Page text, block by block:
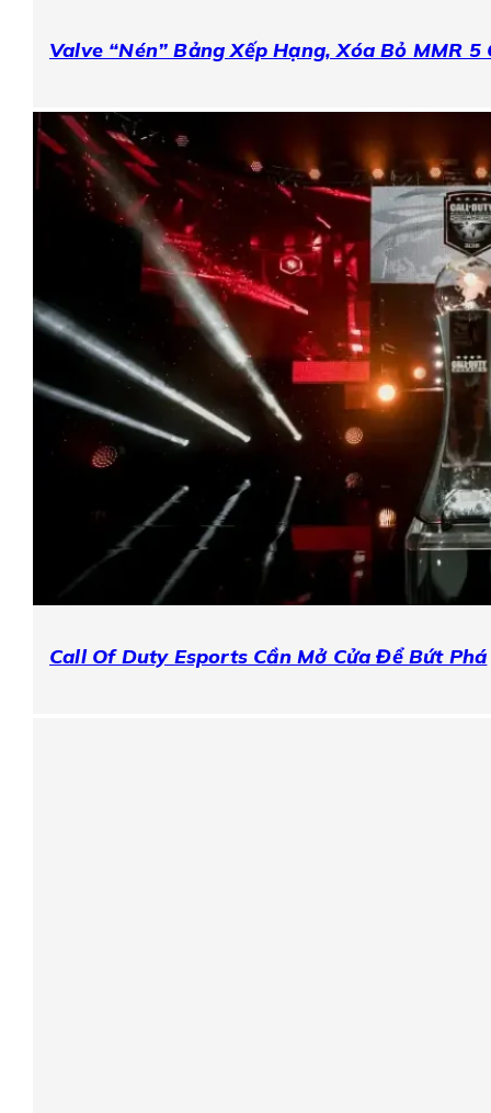
Valve “Nén” Bảng Xếp Hạng, Xóa Bỏ MMR 5
Call Of Duty Esports Cần Mở Cửa Để Bứt Phá